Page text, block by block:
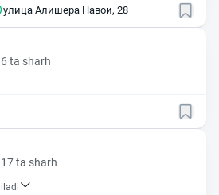
улица Алишера Навои, 28
ta sharh
ta sharh